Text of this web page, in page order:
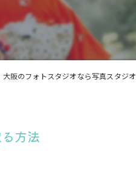
大阪のフォトスタジオなら写真スタジ
方法